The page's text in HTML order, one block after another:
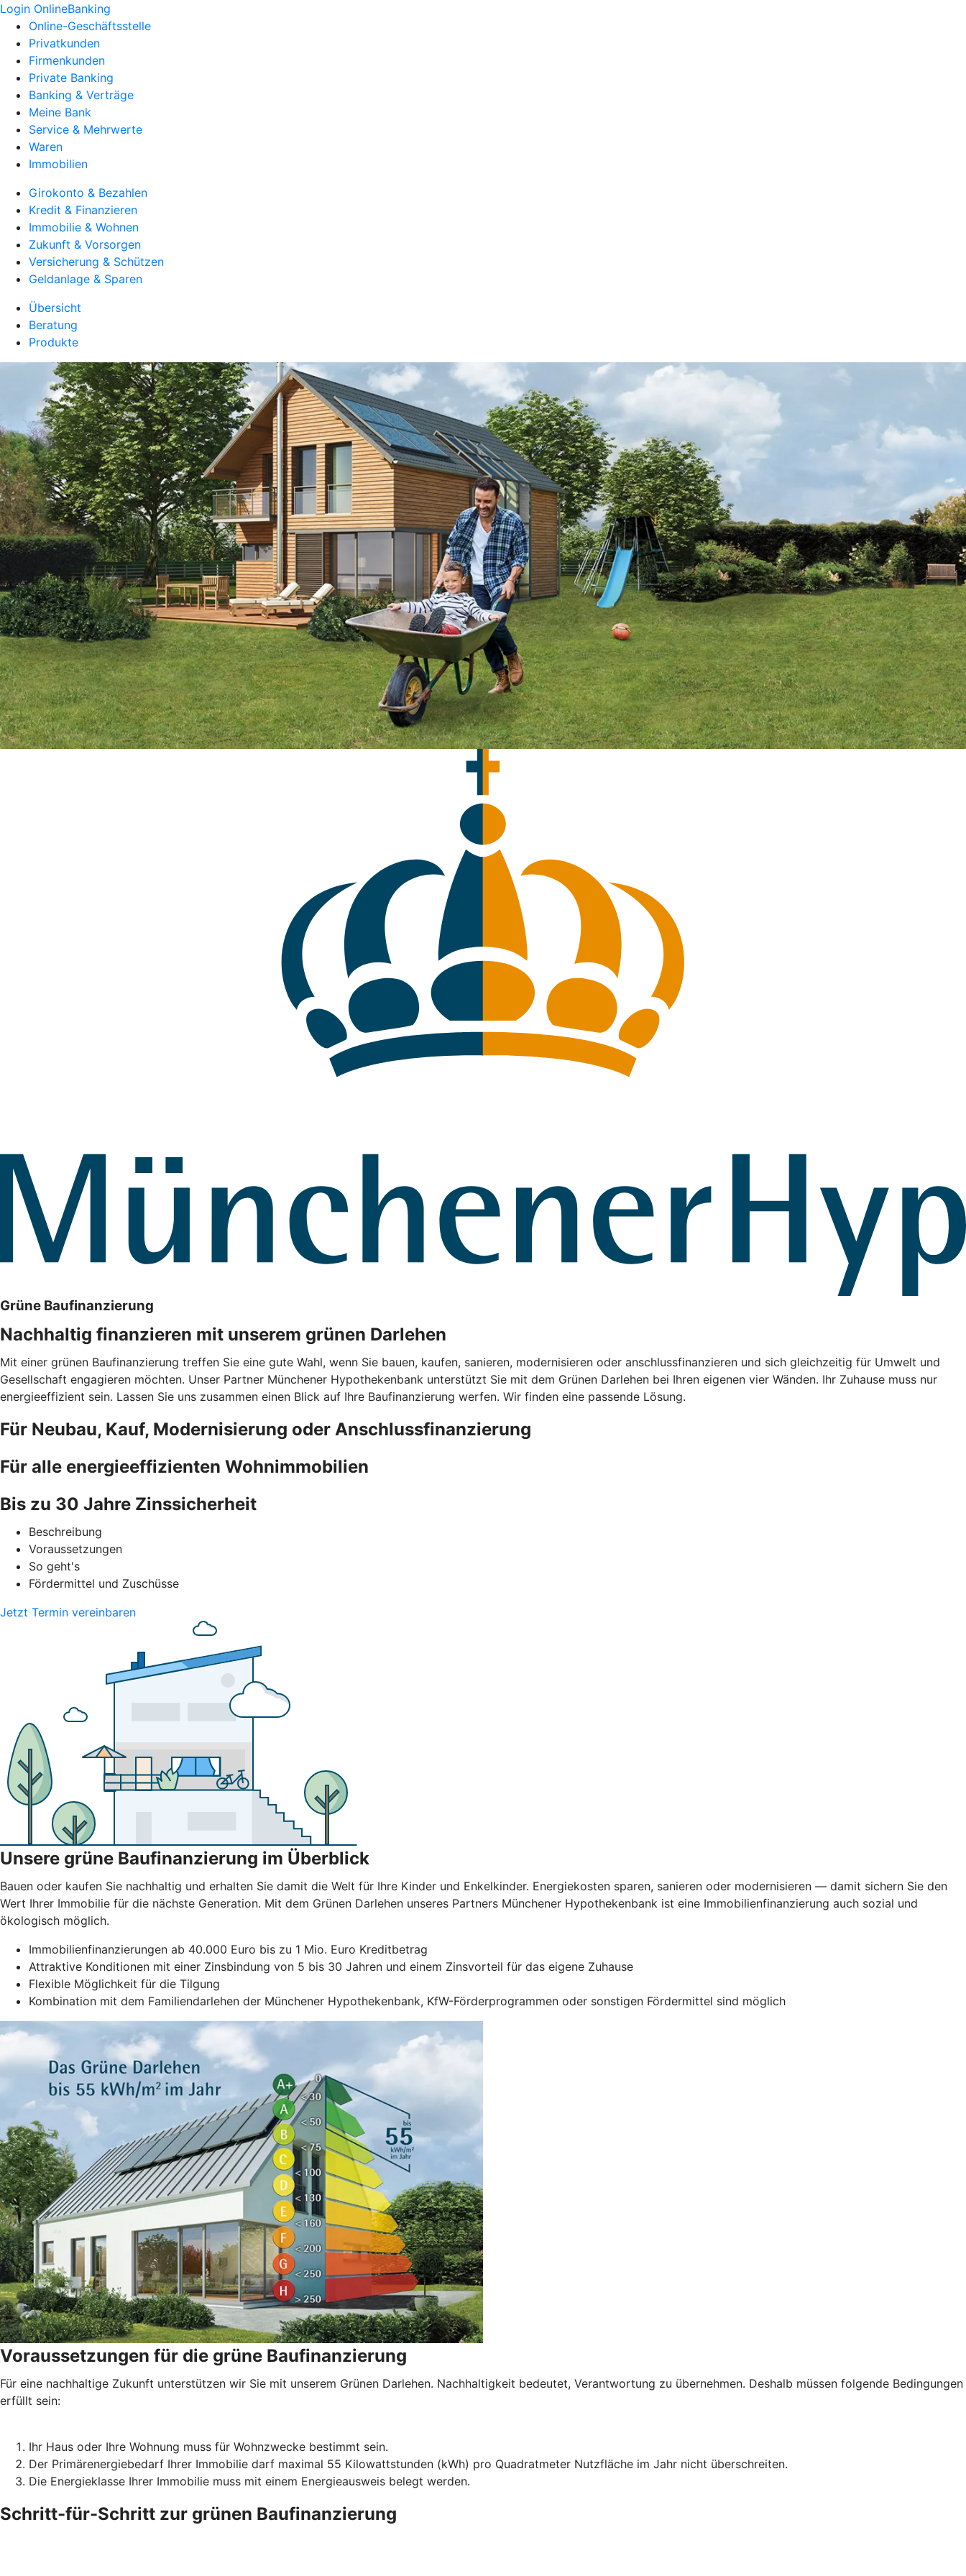
Login OnlineBanking
Online-Geschäftsstelle
Privatkunden
Firmenkunden
Private Banking
Banking & Verträge
Meine Bank
Service & Mehrwerte
Waren
Immobilien
Girokonto & Bezahlen
Kredit & Finanzieren
Immobilie & Wohnen
Zukunft & Vorsorgen
Versicherung & Schützen
Geldanlage & Sparen
Übersicht
Beratung
Produkte
Grüne Baufinanzierung
Nachhaltig finanzieren mit unserem grünen Darlehen
Mit einer grünen Baufinanzierung treffen Sie eine gute Wahl, wenn Sie bauen, kaufen, sanieren, modernisieren oder anschlussfinanzieren und sich gleichzeitig für Umwelt und
Gesellschaft engagieren möchten. Unser Partner Münchener Hypothekenbank unterstützt Sie mit dem Grünen Darlehen bei Ihren eigenen vier Wänden. Ihr Zuhause muss nur
energieeffizient sein. Lassen Sie uns zusammen einen Blick auf Ihre Baufinanzierung werfen. Wir finden eine passende Lösung.
Für Neubau, Kauf, Modernisierung oder Anschlussfinanzierung
Für alle energieeffizienten Wohnimmobilien
Bis zu 30 Jahre Zinssicherheit
Beschreibung
Voraussetzungen
So geht's
Fördermittel und Zuschüsse
Jetzt Termin vereinbaren
Unsere grüne Baufinanzierung im Überblick
Bauen oder kaufen Sie nachhaltig und erhalten Sie damit die Welt für Ihre Kinder und Enkelkinder. Energiekosten sparen, sanieren oder modernisieren — damit sichern Sie den
Wert Ihrer Immobilie für die nächste Generation. Mit dem Grünen Darlehen unseres Partners Münchener Hypothekenbank ist eine Immobilienfinanzierung auch sozial und
ökologisch möglich.
Immobilienfinanzierungen ab 40.000 Euro bis zu 1 Mio. Euro Kreditbetrag
Attraktive Konditionen mit einer Zinsbindung von 5 bis 30 Jahren und einem Zinsvorteil für das eigene Zuhause
Flexible Möglichkeit für die Tilgung
Kombination mit dem Familiendarlehen der Münchener Hypothekenbank, KfW-Förderprogrammen oder sonstigen Fördermittel sind möglich
Voraussetzungen für die grüne Baufinanzierung
Für eine nachhaltige Zukunft unterstützen wir Sie mit unserem Grünen Darlehen. Nachhaltigkeit bedeutet, Verantwortung zu übernehmen. Deshalb müssen folgende Bedingungen
erfüllt sein:
Ihr Haus oder Ihre Wohnung muss für Wohnzwecke bestimmt sein.
Der Primärenergiebedarf Ihrer Immobilie darf maximal 55 Kilowattstunden (kWh) pro Quadratmeter Nutzfläche im Jahr nicht überschreiten.
Die Energieklasse Ihrer Immobilie muss mit einem Energieausweis belegt werden.
Schritt-für-Schritt zur grünen Baufinanzierung